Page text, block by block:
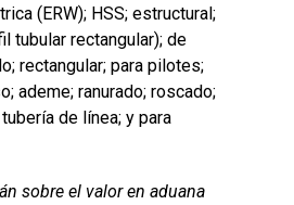
(ERW); HSS; estructural;
tubular rectangular); de
rectangular; para pilotes;
ademe; ranurado; roscado;
de línea; y para
sobre el valor en aduana